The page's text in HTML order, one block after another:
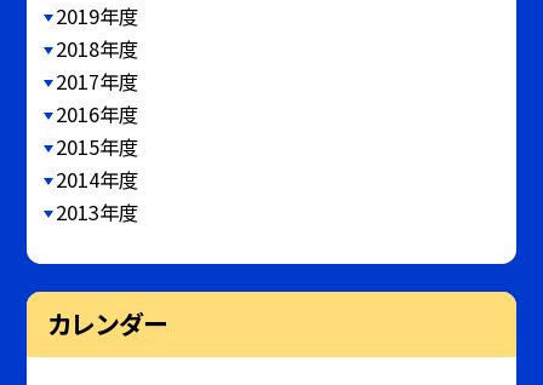
2019年度
2018年度
2017年度
2016年度
2015年度
2014年度
2013年度
カレンダー